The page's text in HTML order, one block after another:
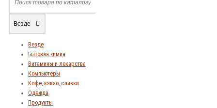
Везде
Везде
Бытовая химия
Витамины и лекарства
Компьютеры
Кофе, какао, сливки
Одежда
Продукты